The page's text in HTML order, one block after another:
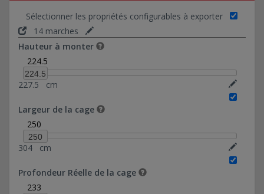
88*88-Ref 0374020
98*98-Ref 0374021
10*69-Ref 0374030
10*93-Ref 0374031
10*94-Ref 0374023
20*94-Ref 0374024
20*130-Ref 0374037
20*183,46-Ref 0374036
Sélectionner les propriétés configurables à exporter
14 marches
Hauteur à monter
224.5
224.5
227.5 cm
Largeur de la cage
250
250
304 cm
Profondeur Réelle de la cage
233